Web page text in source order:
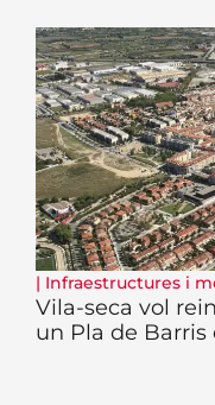
| Infraestructures i
Vila-seca vol
un Pla de Barris